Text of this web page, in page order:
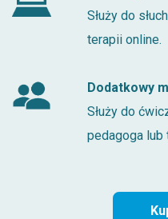
Służy do
terapii online.
Dodatkowy
Służy do
pedagoga lub